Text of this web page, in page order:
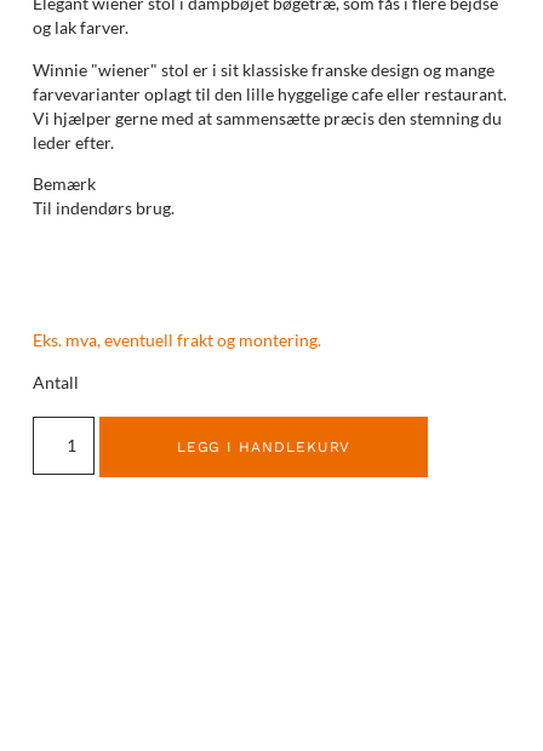
og lak farver.
Winnie "wiener" stol er i sit klassiske franske design og mange
farvevarianter oplagt til den lille hyggelige cafe eller restaurant.
Vi hjælper gerne med at sammensætte præcis den stemning du
leder efter.
Bemærk
Til indendørs brug.
Eks. mva, eventuell frakt og montering.
Antall
LEGG I HANDLEKURV